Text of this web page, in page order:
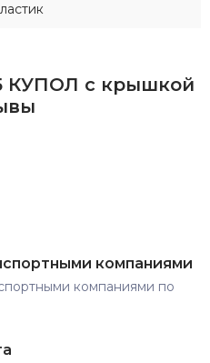
КУПОЛ с крышкой
компаниями
компаниями по